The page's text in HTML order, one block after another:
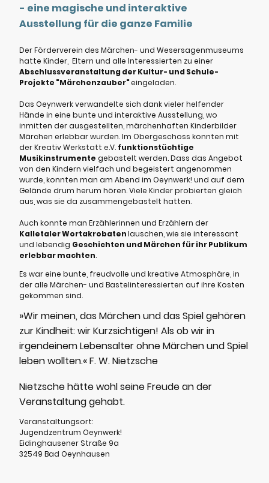
- eine magische und interaktive
Ausstellung für die ganze Familie
DerFörderverein des Märchen- und Wesersagenmuseums
hatte Kinder, Eltern und alle Interessierten zu einer
Abschlussveranstaltung der Kultur- und Schule-
Projekte "Märchenzauber"eingeladen.
Das Oeynwerk verwandelte sich dank vieler helfender
Hände in eine bunte und interaktive Ausstellung, wo
inmitten der ausgestellten, märchenhaften Kinderbilder
Märchen erlebbar wurden. Im Obergeschoss konnten mit
der Kreativ Werkstatt e.V. funktionstüchtige
Musikinstrumente gebastelt werden. Dass das Angebot
von den Kindern vielfach und begeistert angenommen
wurde, konnten man am Abend im Oeynwerk! und auf dem
Gelände drum herum hören. Viele Kinder probierten gleich
aus, was sie da zusammengebastelt hatten.
Auch konnte man Erzählerinnen und Erzählern der
Kalletaler Wortakrobatenlauschen, wie sie interessant
und lebendig Geschichten und Märchen für ihr Publikum
erlebbar machten.
Es war eine bunte, freudvolle und kreative Atmosphäre, in
der alle Märchen- und Bastelinteressierten auf ihre Kosten
gekommen sind.
»Wir meinen, das Märchen und das Spiel gehören
zur Kindheit: wir Kurzsichtigen! Als ob wir in
irgendeinem Lebensalter ohne Märchen und Spiel
leben wollten.« F. W. Nietzsche
Nietzsche hätte wohl seine Freude an der
Veranstaltung gehabt.
Veranstaltungsort:
Jugendzentrum Oeynwerk!
Eidinghausener Straße 9a
32549 Bad Oeynhausen